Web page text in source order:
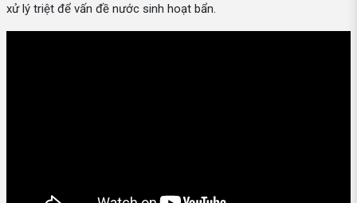
xử lý triệt để vấn đề nước sinh hoạt bẩn.